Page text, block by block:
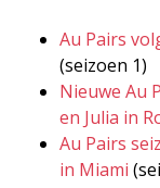
Au Pairs
(seizoen 1)
Nieuwe Au
en Julia in
Au Pairs
in Miami